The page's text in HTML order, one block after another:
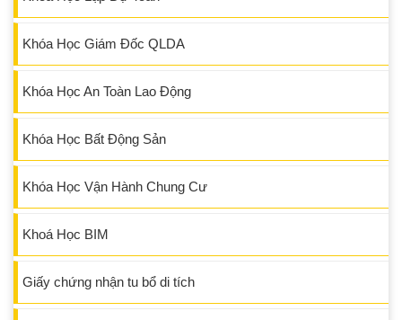
Khóa Học Giám Đốc QLDA
Khóa Học An Toàn Lao Động
Khóa Học Bất Động Sản
Khóa Học Vận Hành Chung Cư
Khoá Học BIM
Giấy chứng nhận tu bổ di tích